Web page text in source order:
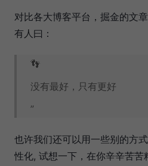
对比各大博客平台，掘金的文
有人曰：
👣
没有最好，只有更好
”
也许我们还可以用一些别的方
性化, 试想一下，在你辛辛苦苦